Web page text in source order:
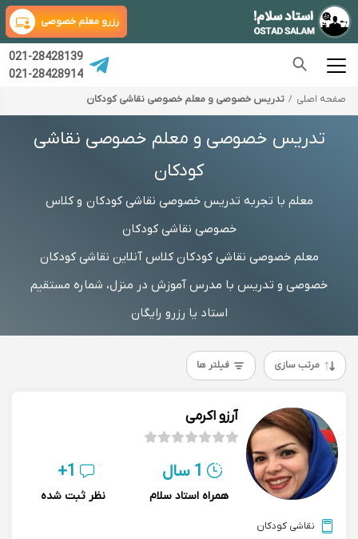
رزرو معلم خصوصی
021-28428139
021-28428914
صفحه اصلی تدریس خصوصی و معلم خصوصی نقاشی کودکان
تدریس خصوصی و معلم خصوصی نقاشی
کودکان
معلم با تجربه تدریس خصوصی نقاشی کودکان و کلاس
خصوصی نقاشی کودکان
معلم خصوصی نقاشی کودکان کلاس آنلاین نقاشی کودکان
خصوصی و تدریس با مدرس آموزش در منزل، شماره مستقیم
استاد یا رزرو رایگان
مرتب سازی فیلتر ها
آرزو اکرمی
1 سال
همراه استاد سلام
1+
نظر ثبت شده
نقاشی کودکان